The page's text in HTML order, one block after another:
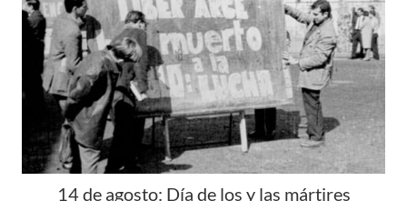
14 de agosto: Día de los y las mártires